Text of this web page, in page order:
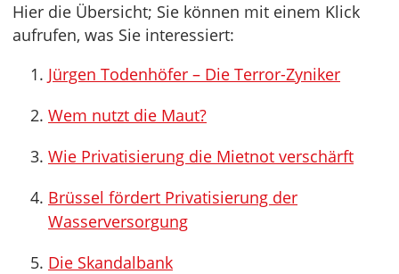
Hier die Übersicht; Sie können mit einem Klick
aufrufen, was Sie interessiert:
Jürgen Todenhöfer – Die Terror-Zyniker
Wem nutzt die Maut?
Wie Privatisierung die Mietnot verschärft
Brüssel fördert Privatisierung der
Wasserversorgung
Die Skandalbank